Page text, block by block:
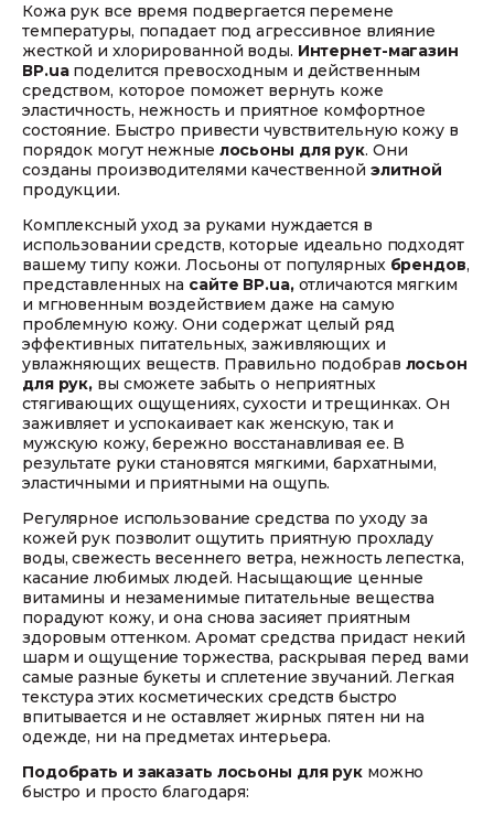
Кожа рук все время подвергается перемене
температуры, попадает под агрессивное влияние
жесткой и хлорированной воды. Интернет-магазин
ВР.ua поделится превосходным и действенным
средством, которое поможет вернуть коже
эластичность, нежность и приятное комфортное
состояние. Быстро привести чувствительную кожу в
порядок могут нежные лосьоны для рук. Они
созданы производителями качественной элитной
продукции.
Комплексный уход за руками нуждается в
использовании средств, которые идеально подходят
вашему типу кожи. Лосьоны от популярных брендов,
представленных на сайте ВР.ua, отличаются мягким
и мгновенным воздействием даже на самую
проблемную кожу. Они содержат целый ряд
эффективных питательных, заживляющих и
увлажняющих веществ. Правильно подобрав лосьон
для рук, вы сможете забыть о неприятных
стягивающих ощущениях, сухости и трещинках. Он
заживляет и успокаивает как женскую, так и
мужскую кожу, бережно восстанавливая ее. В
результате руки становятся мягкими, бархатными,
эластичными и приятными на ощупь.
Регулярное использование средства по уходу за
кожей рук позволит ощутить приятную прохладу
воды, свежесть весеннего ветра, нежность лепестка,
касание любимых людей. Насыщающие ценные
витамины и незаменимые питательные вещества
порадуют кожу, и она снова засияет приятным
здоровым оттенком. Аромат средства придаст некий
шарм и ощущение торжества, раскрывая перед вами
самые разные букеты и сплетение звучаний. Легкая
текстура этих косметических средств быстро
впитывается и не оставляет жирных пятен ни на
одежде, ни на предметах интерьера.
Подобрать и заказать лосьоны для рук можно
быстро и просто благодаря: